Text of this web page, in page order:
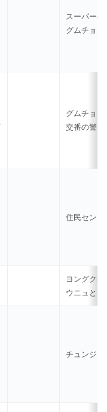
スーパーの
グムチョル
グムチョル
交番の警察
住民センタ
ヨングク
ウニュと
チュンジェ